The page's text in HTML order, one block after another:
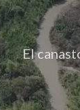
El